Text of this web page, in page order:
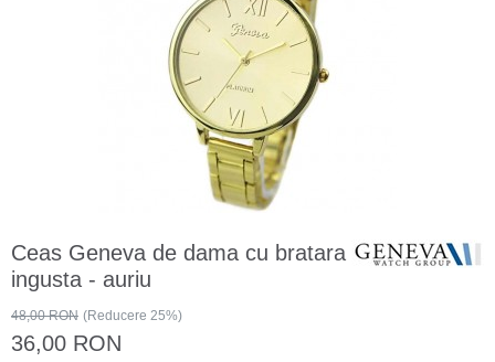
Ceas Geneva de dama cu bratara
ingusta - auriu
48,00 RON (Reducere 25%)
36,00 RON